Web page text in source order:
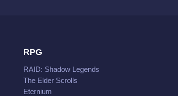
RPG
RAID: Shadow Legends
The Elder Scrolls
Eternium